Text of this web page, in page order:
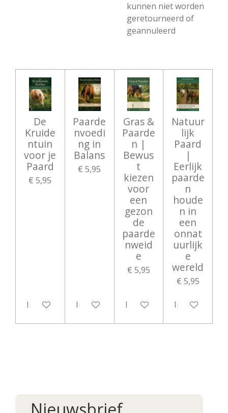
kunnen niet worden
geretourneerd of
geannuleerd
De
Kruide
ntuin
voor je
Paard
€ 5,95
In winkelwagen
Paarde
nvoedi
ng in
Balans
€ 5,95
In winkelwagen
Gras &
Paarde
n |
Bewus
t
kiezen
voor
een
gezon
de
paarde
nweid
e
€ 5,95
In winkelwagen
Natuur
lijk
Paard
|
Eerlijk
paarde
n
houde
n in
een
onnat
uurlijk
e
wereld
€ 5,95
In